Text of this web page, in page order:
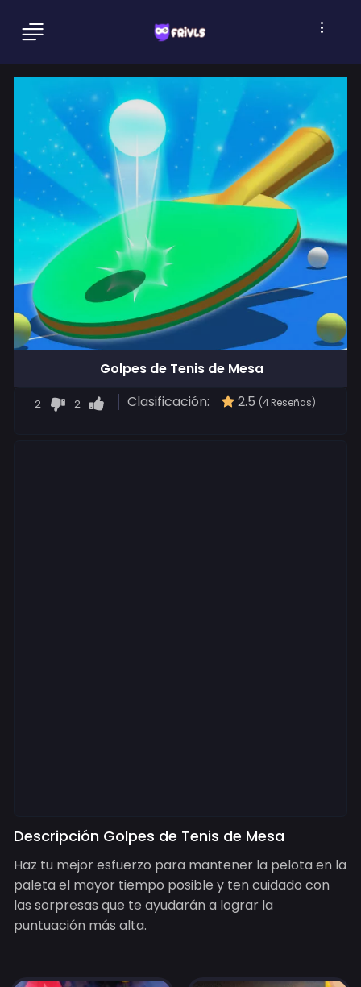
Golpes de Tenis de Mesa
2 2 Clasificación: 2.5 (4 Reseñas)
Descripción Golpes de Tenis de Mesa
Haz tu mejor esfuerzo para mantener la pelota en la
paleta el mayor tiempo posible y ten cuidado con
las sorpresas que te ayudarán a lograr la
puntuación más alta.